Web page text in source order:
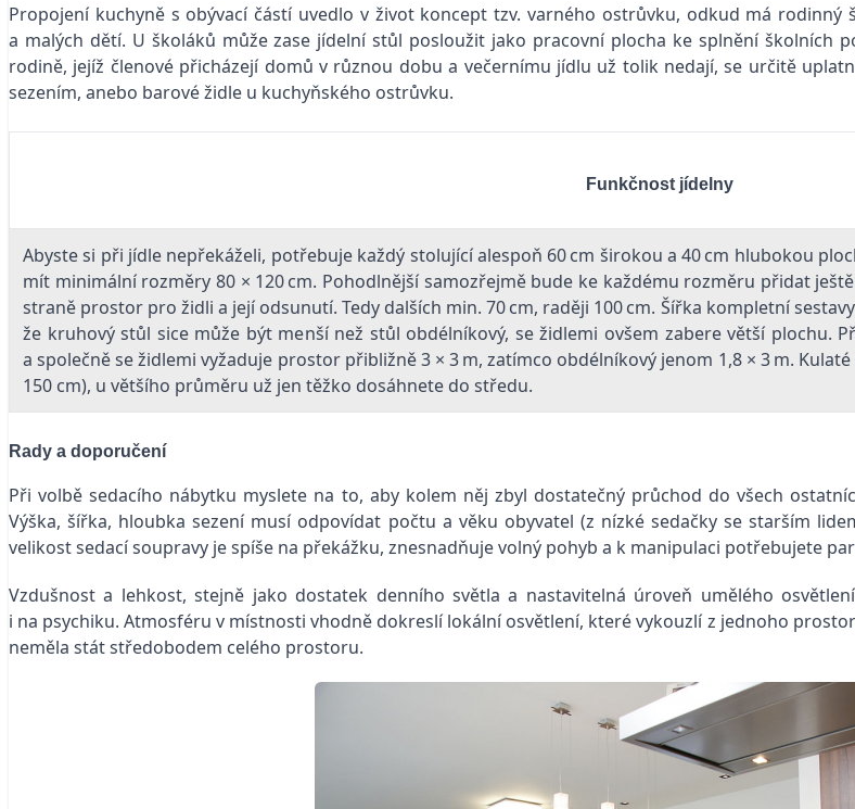
Propojení kuchyně s obývací částí uvedlo v život koncept tzv. varného ostrůvku, odkud má
a malých dětí. U školáků může zase jídelní stůl posloužit jako pracovní plocha ke splnění školních
rodině, jejíž členové přicházejí domů v různou dobu a večernímu jídlu už tolik nedají, se určitě
sezením, anebo barové židle u kuchyňského ostrůvku.
Funkčnost jídelny
Abyste si při jídle nepřekáželi, potřebuje každý stolující alespoň 60 cm širokou a 40 cm hlubokou
mít minimální rozměry 80 × 120 cm. Pohodlnější samozřejmě bude ke každému rozměru přidat
straně prostor pro židli a její odsunutí. Tedy dalších min. 70 cm, raději 100 cm. Šířka kompletní
že kruhový stůl sice může být menší než stůl obdélníkový, se židlemi ovšem zabere větší plochu.
a společně se židlemi vyžaduje prostor přibližně 3 × 3 m, zatímco obdélníkový jenom 1,8 × 3 m.
150 cm), u většího průměru už jen těžko dosáhnete do středu.
Rady a doporučení
Při volbě sedacího nábytku myslete na to, aby kolem něj zbyl dostatečný průchod do všech
Výška, šířka, hloubka sezení musí odpovídat počtu a věku obyvatel (z nízké sedačky se starším
velikost sedací soupravy je spíše na překážku, znesnadňuje volný pohyb a k manipulaci potřebujete
Vzdušnost a lehkost, stejně jako dostatek denního světla a nastavitelná úroveň umělého
i na psychiku. Atmosféru v místnosti vhodně dokreslí lokální osvětlení, které vykouzlí z jednoho
neměla stát středobodem celého prostoru.